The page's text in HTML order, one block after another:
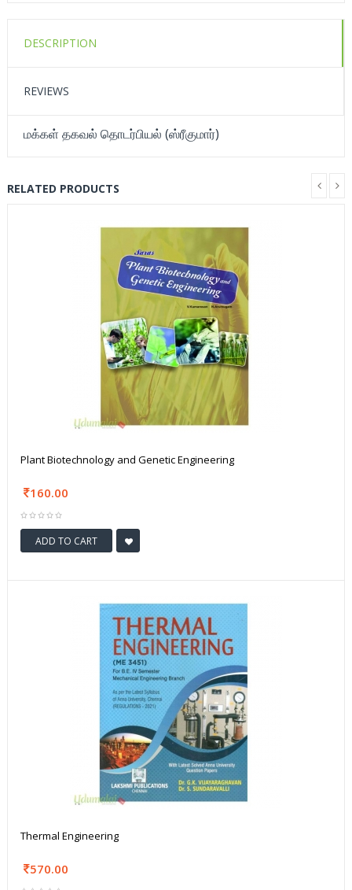
DESCRIPTION
REVIEWS
மக்கள் தகவல் தொடர்பியல் (ஸ்ரீகுமார்)
RELATED PRODUCTS
Plant Biotechnology and Genetic Engineering
160.00
ADD TO CART
Thermal Engineering
570.00